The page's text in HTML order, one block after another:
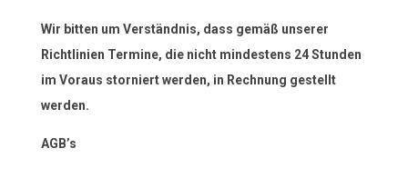
Wir bitten um Verständnis, dass gemäß unserer
Richtlinien Termine, die nicht mindestens 24 Stunden
im Voraus storniert werden, in Rechnung gestellt
werden.
AGB’s